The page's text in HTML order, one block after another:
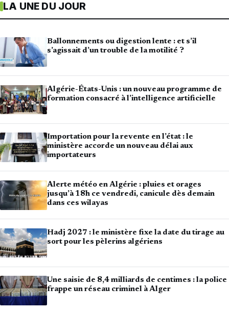
LA UNE DU JOUR
Ballonnements ou digestion lente : et s’il
s’agissait d’un trouble de la motilité ?
Algérie-États-Unis : un nouveau programme de
formation consacré à l’intelligence artificielle
Importation pour la revente en l’état : le
ministère accorde un nouveau délai aux
importateurs
Alerte météo en Algérie : pluies et orages
jusqu’à 18h ce vendredi, canicule dès demain
dans ces wilayas
Hadj 2027 : le ministère fixe la date du tirage au
sort pour les pèlerins algériens
Une saisie de 8,4 milliards de centimes : la police
frappe un réseau criminel à Alger